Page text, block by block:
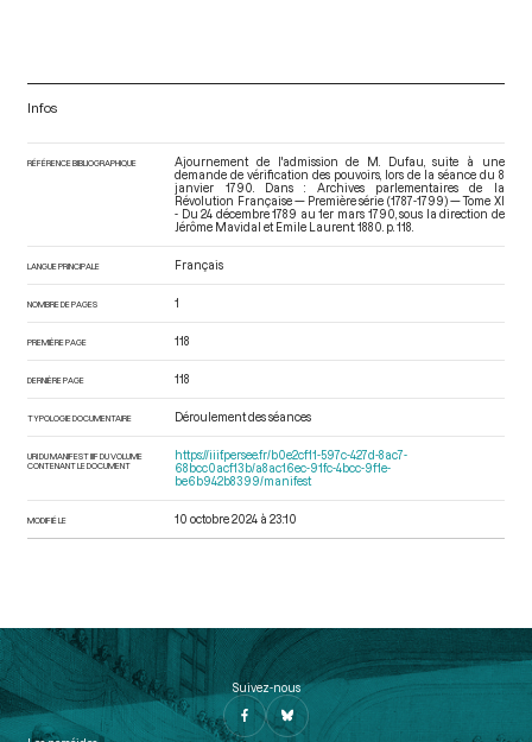
Infos
RÉFÉRENCE BIBLIOGRAPHIQUE
Ajournement de l'admission de M. Dufau, suite à une
demande de vérification des pouvoirs, lors de la séance du 8
janvier 1790. Dans : Archives parlementaires de la
Révolution Française — Première série (1787-1799) — Tome XI
- Du 24 décembre 1789 au 1er mars 1790 , sous la direction de
Jérôme Mavidal et Emile Laurent. 1880. p. 118.
LANGUE PRINCIPALE Français
NOMBRE DE PAGES 1
PREMIÈRE PAGE 118
DERNIÈRE PAGE 118
TYPOLOGIE DOCUMENTAIRE Déroulement des séances
URI DU MANIFEST IIIF DU VOLUME
CONTENANT LE DOCUMENT
https://iiif.persee.fr/b0e2cf11-597c-427d-8ac7-
68bcc0acf13b/a8ac16ec-91fc-4bcc-9f1e-
be6b942b8399/manifest
MODIFIÉ LE 10 octobre 2024 à 23:10
Suivez-nous